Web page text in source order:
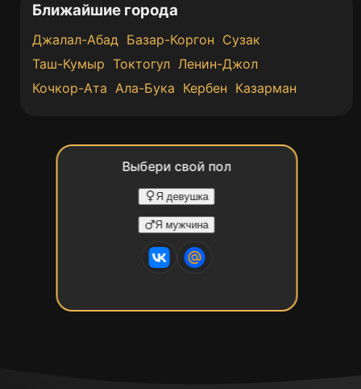
Ближайшие города
Джалал-Абад Базар-Коргон Сузак
Таш-Кумыр Токтогул Ленин-Джол
Кочкор-Ата Ала-Бука Кербен Казарман
Выбери свой пол
Я девушка
Я мужчина